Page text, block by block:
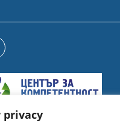
privacy